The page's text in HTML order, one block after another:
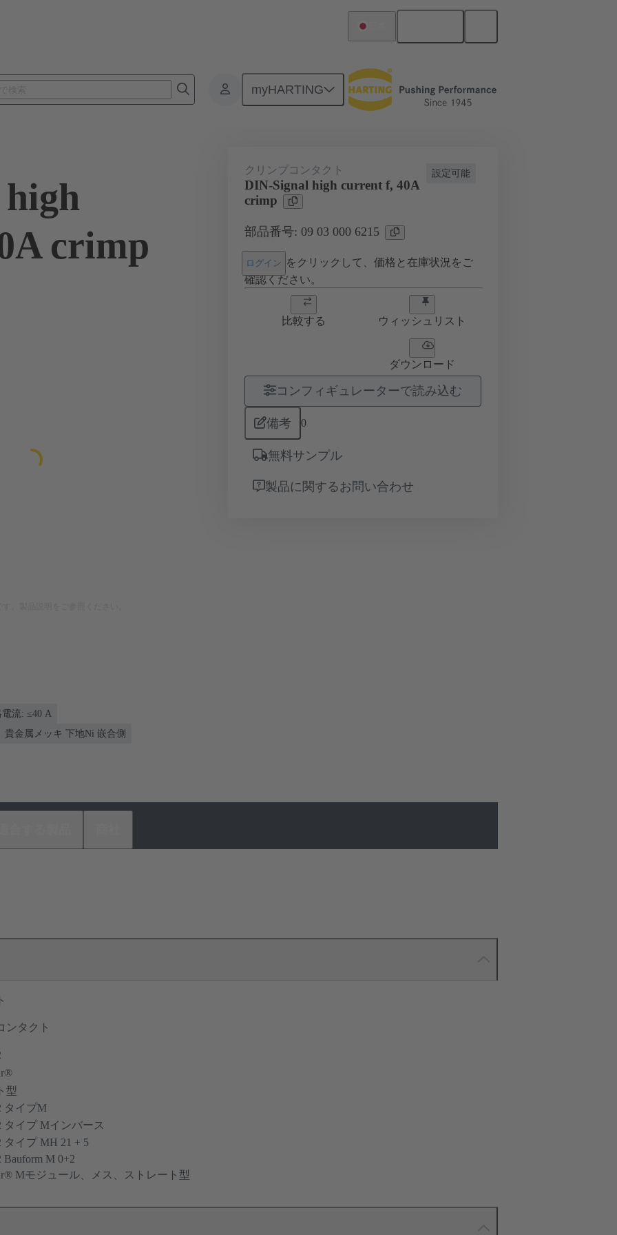
myHARTING
crimp
設定可能
クリンプコンタクト
DIN-Signal high current f, 40A
crimp
部品番号: 09 03 000 6215
ログイン をクリックして、価格と在庫状況をご
確認ください。
比較する ウィッシュリスト
ダウンロード
コンフィギュレーターで読み込む
備考 0
無料サンプル
製品に関するお問い合わせ
電流: ≤40 A
貴金属メッキ 下地Ni 嵌合側
ンタクト
型
タイプM
タイプ Mインバース
タイプ MH 21 + 5
Bauform M 0+2
Mモジュール、メス、ストレート型